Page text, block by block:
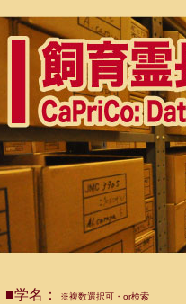
■学名： ※複数選択可・or検索